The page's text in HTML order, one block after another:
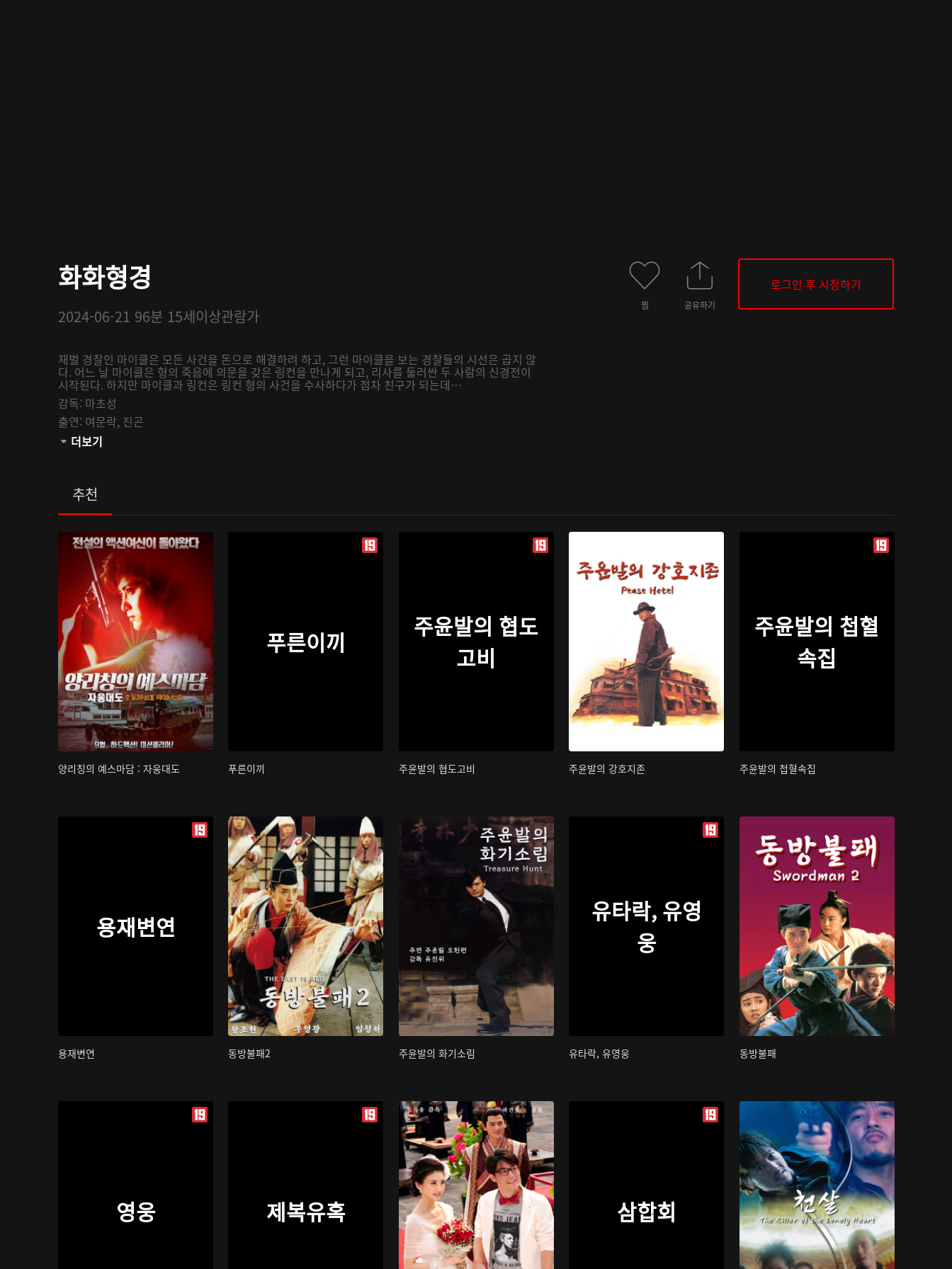
화화형경
2024-06-21 96분 15세이상관람가
재벌 경찰인 마이클은 모든 사건을 돈으로 해결하려 하고, 그런 마이클을 보는 경찰들의 시선은 곱지 않
다. 어느 날 마이클은 형의 죽음에 의문을 갖은 링컨을 만나게 되고, 리사를 둘러싼 두 사람의 신경전이
시작된다. 하지만 마이클과 링컨은 링컨 형의 사건을 수사하다가 점차 친구가 되는데…
감독: 마초성
출연: 여문락, 진곤
관람등급:
더보기
찜 공유하기
로그인 후 시청하기
추천
양리칭의 예스마담 : 자웅대도
푸른이끼
푸른이끼
주윤발의 협도
고비
주윤발의 협도고비 주윤발의 강호지존
주윤발의 첩혈
속집
주윤발의 첩혈속집
용재변연
용재변연 동방불패2 주윤발의 화기소림
유타락, 유영
웅
유타락, 유영웅 동방불패
영웅 제복유혹 삼합회